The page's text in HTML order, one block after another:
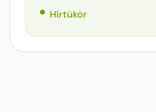
Hírtükör